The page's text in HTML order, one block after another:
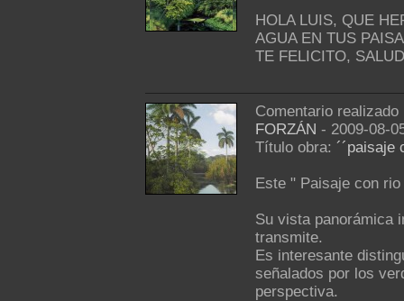
HOLA LUIS, QUE
AGUA EN TUS
TE FELICITO,
Comentario
FORZÁN - 2009-08-
Título obra: ´´paisaje
Este " Paisaje con
Su vista panorámica
transmite.
Es interesante
señalados por los
perspectiva.